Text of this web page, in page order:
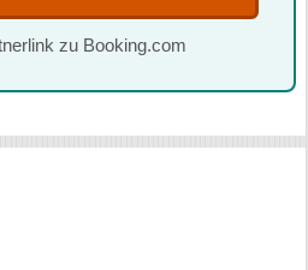
zu Booking.com